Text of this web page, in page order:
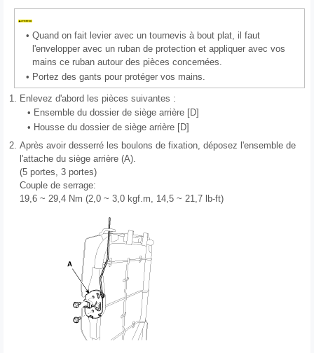
• Quand on fait levier avec un tournevis à bout plat, il faut
l'envelopper avec un ruban de protection et appliquer avec vos
mains ce ruban autour des pièces concernées.
• Portez des gants pour protéger vos mains.
1. Enlevez d'abord les pièces suivantes :
• Ensemble du dossier de siège arrière [D]
• Housse du dossier de siège arrière [D]
2. Après avoir desserré les boulons de fixation, déposez l'ensemble de
l'attache du siège arrière (A).
(5 portes, 3 portes)
Couple de serrage:
19,6 ~ 29,4 Nm (2,0 ~ 3,0 kgf.m, 14,5 ~ 21,7 lb-ft)